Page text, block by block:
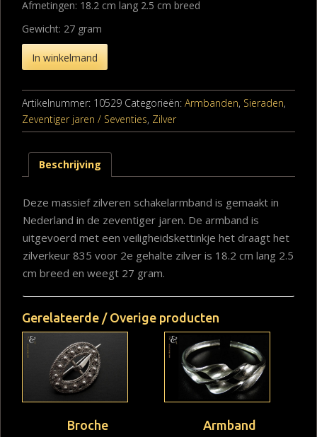
Afmetingen: 18.2 cm lang 2.5 cm breed
Gewicht: 27 gram
In winkelmand
Artikelnummer: 10529 Categorieën: Armbanden, Sieraden,
Zeventiger jaren / Seventies, Zilver
Beschrijving
Deze massief zilveren schakelarmband is gemaakt in
Nederland in de zeventiger jaren. De armband is
uitgevoerd met een veiligheidskettinkje het draagt het
zilverkeur 835 voor 2e gehalte zilver is 18.2 cm lang 2.5
cm breed en weegt 27 gram.
Gerelateerde / Overige producten
Broche Armband